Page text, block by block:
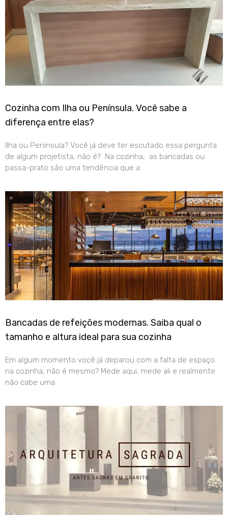
Cozinha com Ilha ou Península. Você sabe a
diferença entre elas?
Ilha ou Península? Você já deve ter escutado essa pergunta
de algum projetista, não é? Na cozinha, as bancadas ou
passa-prato são uma tendência que a
Bancadas de refeições modernas. Saiba qual o
tamanho e altura ideal para sua cozinha
Em algum momento você já deparou com a falta de espaço
na cozinha, não é mesmo? Mede aqui, mede ali e realmente
não cabe uma